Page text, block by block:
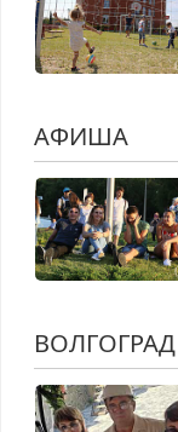
АФИША
ВОЛГОГРАД